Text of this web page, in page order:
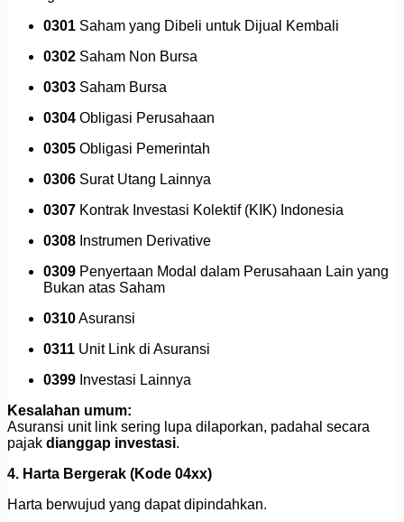
0301 Saham yang Dibeli untuk Dijual Kembali
0302 Saham Non Bursa
0303 Saham Bursa
0304 Obligasi Perusahaan
0305 Obligasi Pemerintah
0306 Surat Utang Lainnya
0307 Kontrak Investasi Kolektif (KIK) Indonesia
0308 Instrumen Derivative
0309 Penyertaan Modal dalam Perusahaan Lain yang
Bukan atas Saham
0310Asuransi
0311 Unit Link di Asuransi
0399 Investasi Lainnya
Kesalahan umum:
Asuransi unit link sering lupa dilaporkan, padahal secara
pajak dianggap investasi.
4. Harta Bergerak (Kode 04xx)
Harta berwujud yang dapat dipindahkan.